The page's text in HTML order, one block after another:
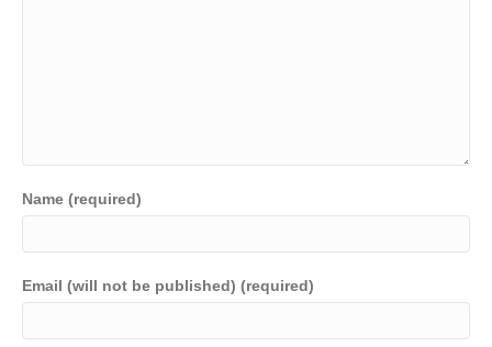
Name (required)
Email (will not be published) (required)